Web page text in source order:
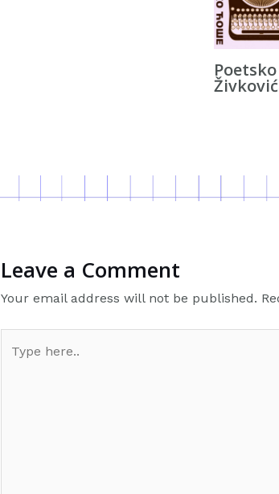
Leave a Comment
Your email address will not be published.